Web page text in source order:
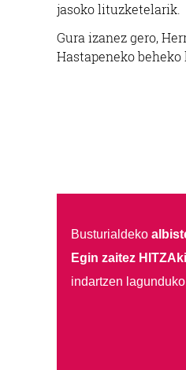
jasoko lituzketelarik.
Gura izanez gero,
Hastapeneko beheko
Busturialdeko
Egin zaitez
indartzen